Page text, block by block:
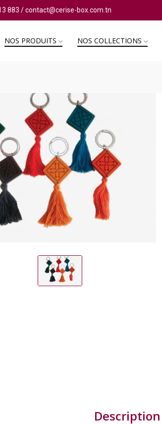
883 /contact@cerise-box.com.tn
NOS PRODUITS NOS COLLECTIONS
Description